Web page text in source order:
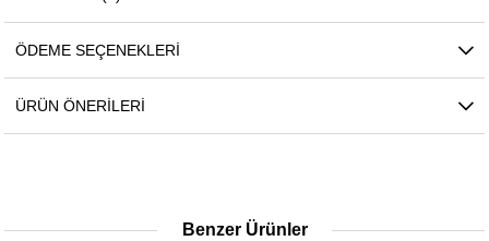
ÖDEME SEÇENEKLERI
ÜRÜN ÖNERILERI
Benzer Ürünler